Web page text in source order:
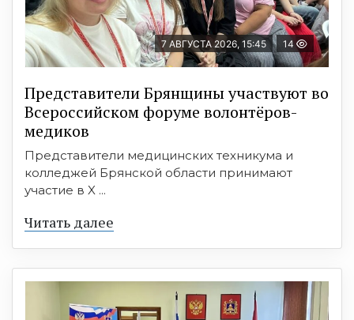
7 АВГУСТА 2026, 15:45 14
Представители Брянщины участвуют во
Всероссийском форуме волонтёров-
медиков
Представители медицинских техникума и
колледжей Брянской области принимают
участие в X ...
Читать далее